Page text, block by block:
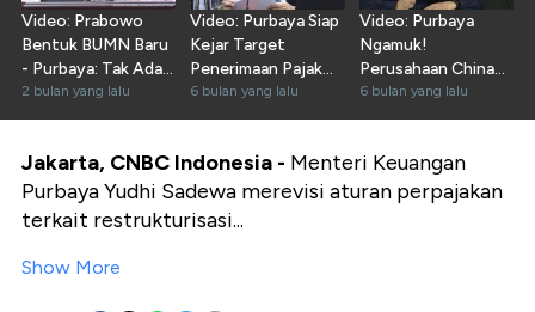
Video: Prabowo
Bentuk BUMN Baru
- Purbaya: Tak Ada
Pajak Baru
2 bulan yang lalu
Video: Purbaya Siap
Kejar Target
Penerimaan Pajak
2026
6 bulan yang lalu
Video: Purbaya
Ngamuk!
Perusahaan China
Timbun "Dosa
Pajak"
6 bulan yang lalu
Jakarta, CNBC Indonesia - Menteri Keuangan
Purbaya Yudhi Sadewa merevisi aturan perpajakan
terkait restrukturisasi...
Show More